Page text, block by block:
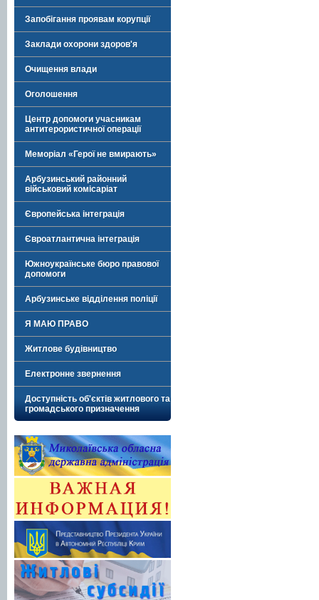
Запобігання проявам корупції
Заклади охорони здоров'я
Очищення влади
Оголошення
Центр допомоги учасникам
антитерористичної операції
Меморіал «Герої не вмирають»
Арбузинський районний
військовий комісаріат
Європейська інтеграція
Євроатлантична інтеграція
Южноукраїнське бюро правової
допомоги
Арбузинське відділення поліції
Я МАЮ ПРАВО
Житлове будівництво
Електронне звернення
Доступність об'єктів житлового та
громадського призначення